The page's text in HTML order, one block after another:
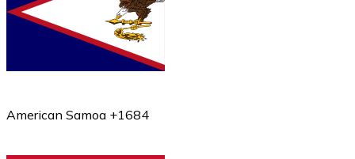
American Samoa +1684